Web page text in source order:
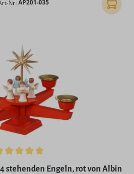
Nr: AP201-035 In den
von 5 von 5 Sternen
stehenden Engeln, rot von Albin